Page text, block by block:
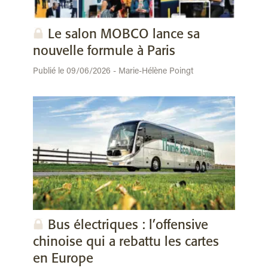
Le salon MOBCO lance sa
nouvelle formule à Paris
Publié le 09/06/2026 - Marie-Hélène Poingt
Bus électriques : l’offensive
chinoise qui a rebattu les cartes
en Europe